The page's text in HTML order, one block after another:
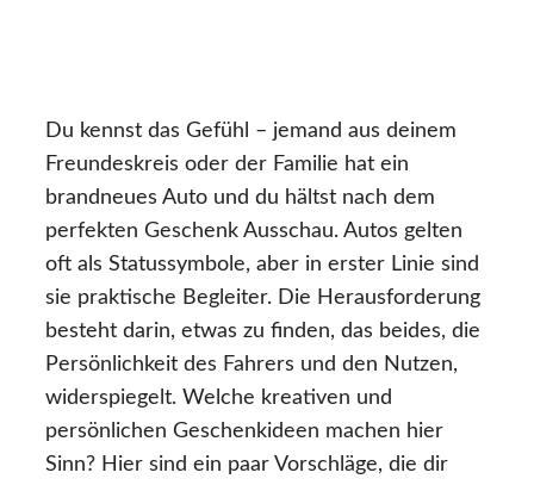
Du kennst das Gefühl – jemand aus deinem
Freundeskreis oder der Familie hat ein
brandneues Auto und du hältst nach dem
perfekten Geschenk Ausschau. Autos gelten
oft als Statussymbole, aber in erster Linie sind
sie praktische Begleiter. Die Herausforderung
besteht darin, etwas zu finden, das beides, die
Persönlichkeit des Fahrers und den Nutzen,
widerspiegelt. Welche kreativen und
persönlichen Geschenkideen machen hier
Sinn? Hier sind ein paar Vorschläge, die dir